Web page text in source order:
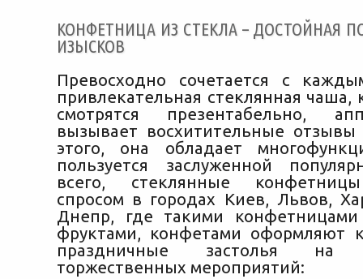
КОНФЕТНИЦА ИЗ СТЕКЛА – ДОСТОЙНАЯ
ИЗЫСКОВ
Превосходно сочетается с
привлекательная стеклянная
смотрятся презентабельно,
вызывает восхитительные отзывы
этого, она обладает
пользуется заслуженной
всего, стеклянные
спросом в городах Киев, Львов,
Днепр, где такими
фруктами, конфетами оформляют
праздничные застолья на
торжественных мероприятий: